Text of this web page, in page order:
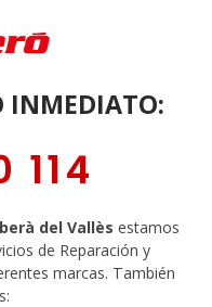
INMEDIATO:
114
del Vallès estamos
de Reparación y
marcas. También